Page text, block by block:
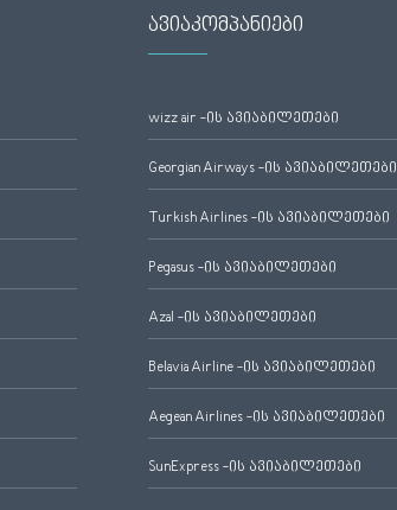
ავიაკომპანიები
wizz air -ის ავიაბილეთები
Georgian Airways -ის ავიაბილეთები
Turkish Airlines -ის ავიაბილეთები
Pegasus -ის ავიაბილეთები
Azal -ის ავიაბილეთები
Belavia Airline -ის ავიაბილეთები
Aegean Airlines -ის ავიაბილეთები
SunExpress -ის ავიაბილეთები